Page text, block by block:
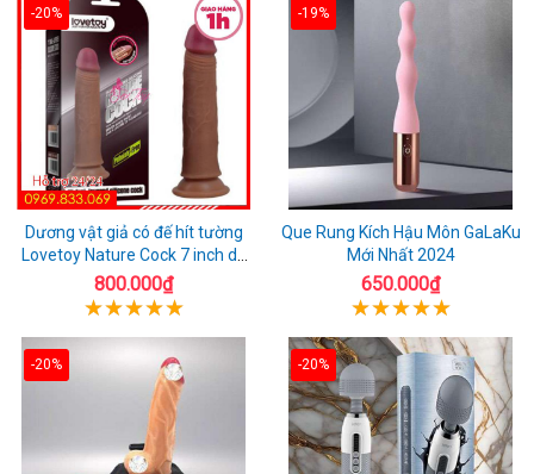
-20%
Dương vật giả có đế hít tường
Lovetoy Nature Cock 7 inch da
đen
800.000₫
-19%
Que Rung Kích Hậu Môn GaLaKu
Mới Nhất 2024
650.000₫
-20% -20%